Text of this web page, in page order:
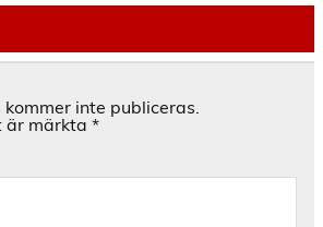
inte publiceras.
är märkta *